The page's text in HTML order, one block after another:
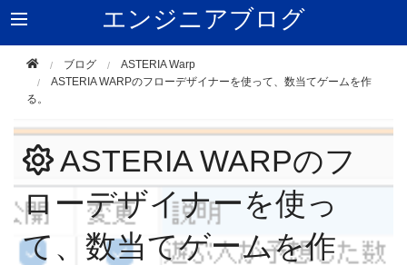
エンジニアブログ
ブログ
ASTERIA Warp
ASTERIA WARPのフローデザイナーを使って、数当てゲームを作
る。
ASTERIA WARPのフ
ローデザイナーを使っ
て、数当てゲームを作